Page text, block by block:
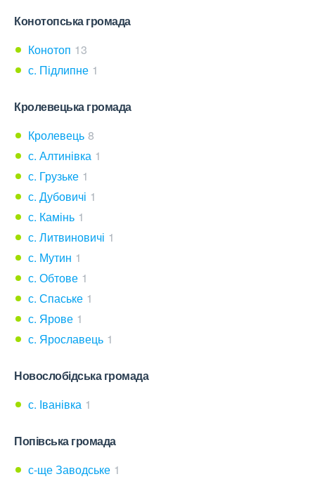
Конотопська громада
Конотоп 13
с. Підлипне 1
Кролевецька громада
Кролевець 8
с. Алтинівка 1
с. Грузьке 1
с. Дубовичі 1
с. Камінь 1
с. Литвиновичі 1
с. Мутин 1
с. Обтове 1
с. Спаське 1
с. Ярове 1
с. Ярославець 1
Новослобідська громада
с. Іванівка 1
Попівська громада
с-ще Заводське 1